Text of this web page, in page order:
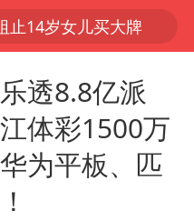
止14岁女儿买大牌
27岁女子组织卖淫集团被悬赏通缉
美国将对多晶硅衍生品加征15%关税
透8.8亿派
体彩1500万
为平板、匹